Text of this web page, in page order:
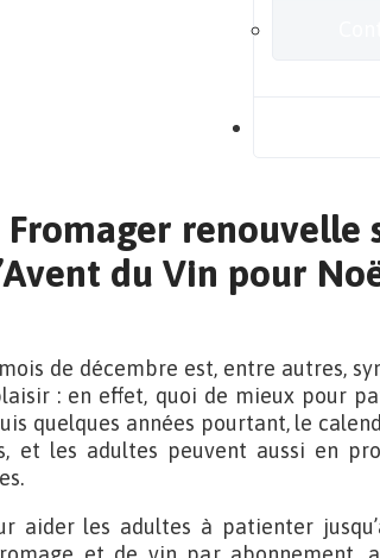
Fromager renouvelle
du Vin pour
de décembre est, entre autres,
: en effet, quoi de mieux pour
quelques années pourtant, le
et les adultes peuvent aussi en
aider les adultes à patienter